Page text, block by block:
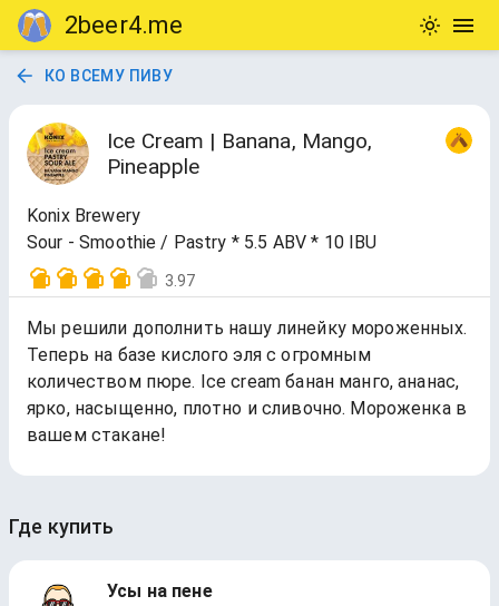
2beer4.me
КО ВСЕМУ ПИВУ
Ice Cream | Banana, Mango,
Pineapple
Konix Brewery
Sour - Smoothie / Pastry * 5.5 ABV * 10 IBU
3.97
Мы решили дополнить нашу линейку мороженных.
Теперь на базе кислого эля с огромным
количеством пюре. Iсe cream банан манго, ананас,
ярко, насыщенно, плотно и сливочно. Мороженка в
вашем стакане!
Где купить
Усы на пене